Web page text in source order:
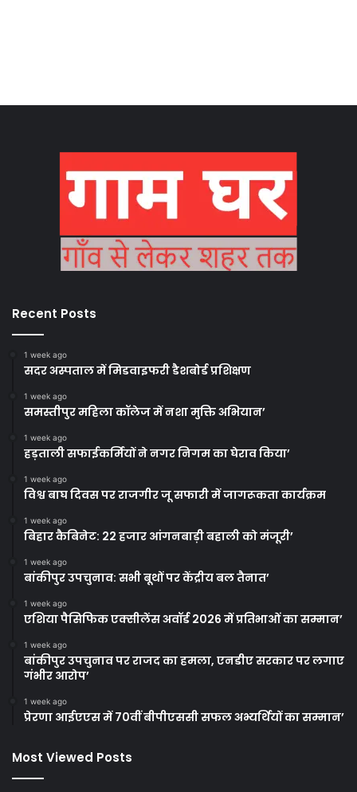
Recent Posts
1 week ago
सदर अस्पताल में मिडवाइफरी डैशबोर्ड प्रशिक्षण
1 week ago
समस्तीपुर महिला कॉलेज में नशा मुक्ति अभियान’
1 week ago
हड़ताली सफाईकर्मियों ने नगर निगम का घेराव किया’
1 week ago
विश्व बाघ दिवस पर राजगीर जू सफारी में जागरूकता कार्यक्रम
1 week ago
बिहार कैबिनेट: 22 हजार आंगनबाड़ी बहाली को मंजूरी’
1 week ago
बांकीपुर उपचुनाव: सभी बूथों पर केंद्रीय बल तैनात’
1 week ago
एशिया पैसिफिक एक्सीलेंस अवॉर्ड 2026 में प्रतिभाओं का सम्मान’
1 week ago
बांकीपुर उपचुनाव पर राजद का हमला, एनडीए सरकार पर लगाए
गंभीर आरोप’
1 week ago
प्रेरणा आईएएस में 70वीं बीपीएससी सफल अभ्यर्थियों का सम्मान’
Most Viewed Posts